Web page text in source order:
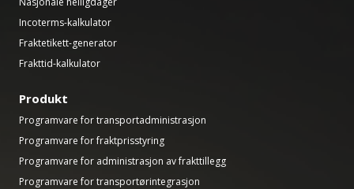
Incoterms-kalkulator
Fraktetikett-generator
Frakttid-kalkulator
Produkt
Programvare for transportadministrasjon
Programvare for fraktprisstyring
Programvare for administrasjon av frakttillegg
Programvare for transportørintegrasjon